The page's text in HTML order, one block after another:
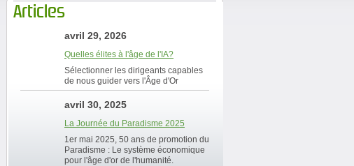
Articles
avril 29, 2026
Quelles élites à l'âge de l'IA?
Sélectionner les dirigeants capables
de nous guider vers l'Âge d'Or
avril 30, 2025
La Journée du Paradisme 2025
1er mai 2025, 50 ans de promotion du
Paradisme : Le système économique
pour l'âge d'or de l'humanité.